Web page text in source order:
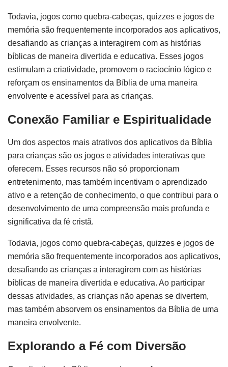
Todavia, jogos como quebra-cabeças, quizzes e jogos de
memória são frequentemente incorporados aos aplicativos,
desafiando as crianças a interagirem com as histórias
bíblicas de maneira divertida e educativa. Esses jogos
estimulam a criatividade, promovem o raciocínio lógico e
reforçam os ensinamentos da Bíblia de uma maneira
envolvente e acessível para as crianças.
Conexão Familiar e Espiritualidade
Um dos aspectos mais atrativos dos aplicativos da Bíblia
para crianças são os jogos e atividades interativas que
oferecem. Esses recursos não só proporcionam
entretenimento, mas também incentivam o aprendizado
ativo e a retenção de conhecimento, o que contribui para o
desenvolvimento de uma compreensão mais profunda e
significativa da fé cristã.
Todavia, jogos como quebra-cabeças, quizzes e jogos de
memória são frequentemente incorporados aos aplicativos,
desafiando as crianças a interagirem com as histórias
bíblicas de maneira divertida e educativa. Ao participar
dessas atividades, as crianças não apenas se divertem,
mas também absorvem os ensinamentos da Bíblia de uma
maneira envolvente.
Explorando a Fé com Diversão